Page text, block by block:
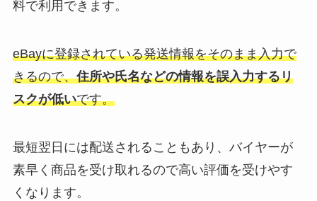
料で利用できます。
eBayに登録されている発送情報をそのまま入力で
きるので、住所や氏名などの情報を誤入力するリ
スクが低いです。
最短翌日には配送されることもあり、バイヤーが
素早く商品を受け取れるので高い評価を受けやす
くなります。